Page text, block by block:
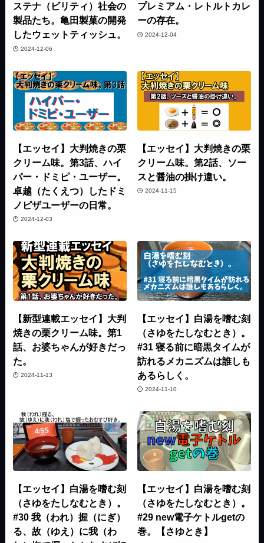
ステナ（ビリティ）社会の
製品たち。亀田製菓の開発
したウェットティッシュ。
2024-12-06
プレミアム・レトルトカレ
ーの存在。
2024-12-04
【エッセイ】大判焼きの栗
クリーム味。第3話、ハイ
パー・ドミピ・ユーザー。
卓越（たくえつ）したドミ
ノピザユーザーの日常。
2024-12-03
【エッセイ】大判焼きの栗
クリーム味。第2話、ソー
スと醤油の掛け違い。
2024-11-15
【新型連載エッセイ】大判
焼きの栗クリーム味。第1
話、お婆ちゃんが好きだっ
た。
2024-11-13
【エッセイ】白湯を嗜む刻
（さゆをたしなむとき）。
#31 寝る前に暗黒タイムが
訪れるメカニズムは誰しも
あるらしく。
2024-11-10
【エッセイ】白湯を嗜む刻
（さゆをたしなむとき）。
#30 我（われ）握（にぎ）
る、故（ゆえ）に我（わ
【エッセイ】白湯を嗜む刻
（さゆをたしなむとき）。
#29 new電子ケトルgetの
巻。【さゆとき】